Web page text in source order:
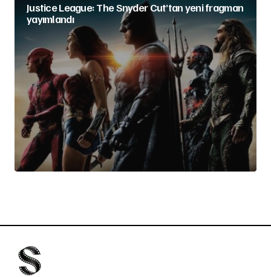
Justice League: The Snyder Cut’tan yeni fragman
yayımlandı